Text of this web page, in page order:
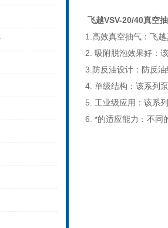
飞越VSV-20/40真空
1.高效真空抽气：飞
2. 吸附脱泡效果好：
3.防反油设计：防反
4. 单级结构：该系列
5. 工业级应用：该系
6. *的适应能力：不同